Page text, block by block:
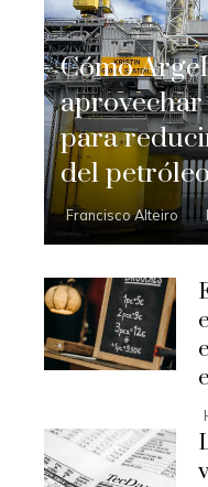
Cómo
para
del
Francisco Alteiro